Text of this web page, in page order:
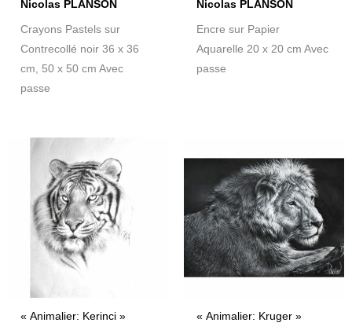
Nicolas PLANSON
Crayons Pastels sur
Contrecollé noir 36 x 36
cm, 50 x 50 cm Avec
passe
Nicolas PLANSON
Encre sur Papier
Aquarelle 20 x 20 cm Avec
passe
« Animalier: Kerinci » « Animalier: Kruger »